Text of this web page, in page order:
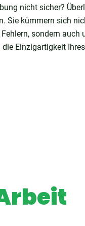
nicht sicher?
Sie kümmern sich
sondern auch
Einzigartigkeit